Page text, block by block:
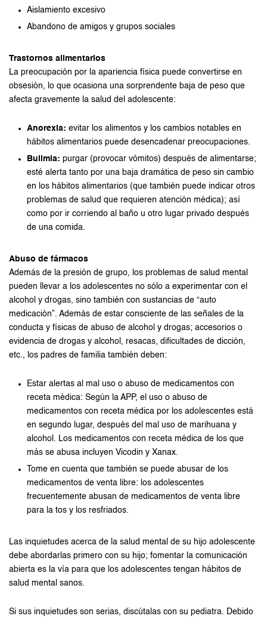
Aislamiento excesivo
Abandono de amigos y grupos sociales
Trastornos alimentarios
La preocupación por la apariencia física puede convertirse en
obsesión, lo que ocasiona una sorprendente baja de peso que
afecta gravemente la salud del adolescente:
Anorexia: evitar los alimentos y los cambios notables en
hábitos alimentarios puede desencadenar preocupaciones.
Bulimia: purgar (provocar vómitos) después de alimentarse;
esté alerta tanto por una baja dramática de peso sin cambio
en los hábitos alimentarios (que también puede indicar otros
problemas de salud que requieren atención médica); así
como por ir corriendo al baño u otro lugar privado después
de una comida.
Abuso de fármacos
Además de la presión de grupo, los problemas de salud mental
pueden llevar a los adolescentes no sólo a experimentar con el
alcohol y drogas, sino también con sustancias de “auto
medicación”. Además de estar consciente de las señales de la
conducta y físicas de abuso de alcohol y drogas; accesorios o
evidencia de drogas y alcohol, resacas, dificultades de dicción,
etc., los padres de familia también deben:
Estar alertas al mal uso o abuso de medicamentos con
receta médica: Según la APP, el uso o abuso de
medicamentos con receta médica por los adolescentes está
en segundo lugar, después del mal uso de marihuana y
alcohol. Los medicamentos con receta médica de los que
más se abusa incluyen Vicodin y Xanax.
Tome en cuenta que también se puede abusar de los
medicamentos de venta libre: los adolescentes
frecuentemente abusan de medicamentos de venta libre
para la tos y los resfriados.
Las inquietudes acerca de la salud mental de su hijo adolescente
debe abordarlas primero con su hijo; fomentar la comunicación
abierta es la vía para que los adolescentes tengan hábitos de
salud mental sanos.
Si sus inquietudes son serias, discútalas con su pediatra. Debido